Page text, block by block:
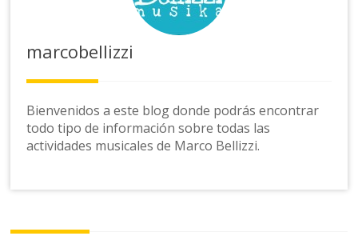
marcobellizzi
Bienvenidos a este blog donde podrás encontrar
todo tipo de información sobre todas las
actividades musicales de Marco Bellizzi.